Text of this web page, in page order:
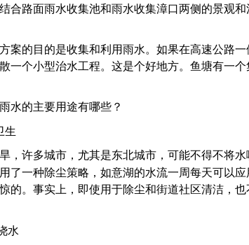
合路面雨水收集池和雨水收集漳口两侧的景观
案的目的是收集和利用雨水。如果在高速公路
一个小型治水工程。这是个好地方。鱼塘有一
水的主要用途有哪些？
生
，许多城市，尤其是东北城市，可能不得不将
了一种除尘策略，如意湖的水流一周每天可以应
的。事实上，即使用于除尘和街道社区清洁，
水